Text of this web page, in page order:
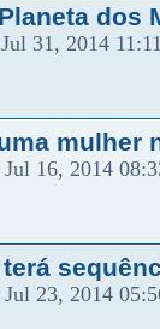
dos
31, 2014 11:11
mulher
Jul 16, 2014
Jul 23, 2014